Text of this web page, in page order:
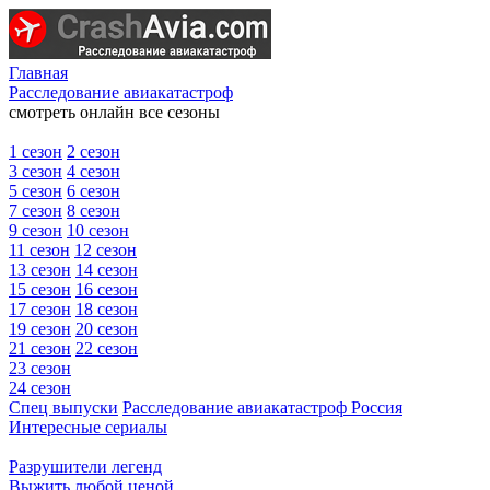
Главная
Расследование авиакатастроф
смотреть онлайн все сезоны
1 сезон 2 сезон
3 сезон 4 сезон
5 сезон 6 сезон
7 сезон 8 сезон
9 сезон 10 сезон
11 сезон 12 сезон
13 сезон 14 сезон
15 сезон 16 сезон
17 сезон 18 сезон
19 сезон 20 сезон
21 сезон 22 сезон
23 сезон
24 сезон
Спец выпуски Расследование авиакатастроф Россия
Интересные сериалы
Разрушители легенд
Выжить любой ценой